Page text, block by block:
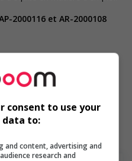
2000116 et AR-2000108
par notre équipe de
sont prises par des
utiliser des outils dotés
certaines étapes du
consent to use your
data to:
and content, advertising and
research and